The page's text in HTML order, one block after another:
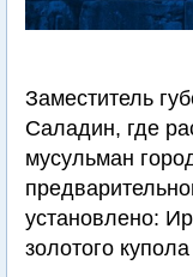
Заместитель
Саладин, где
мусульман
установлено:
золотого